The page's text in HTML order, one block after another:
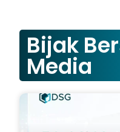
Bijak
Media